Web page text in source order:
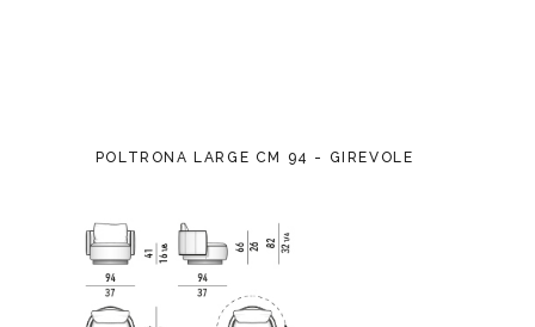
POLTRONA LARGE CM 94 - GIREVOLE